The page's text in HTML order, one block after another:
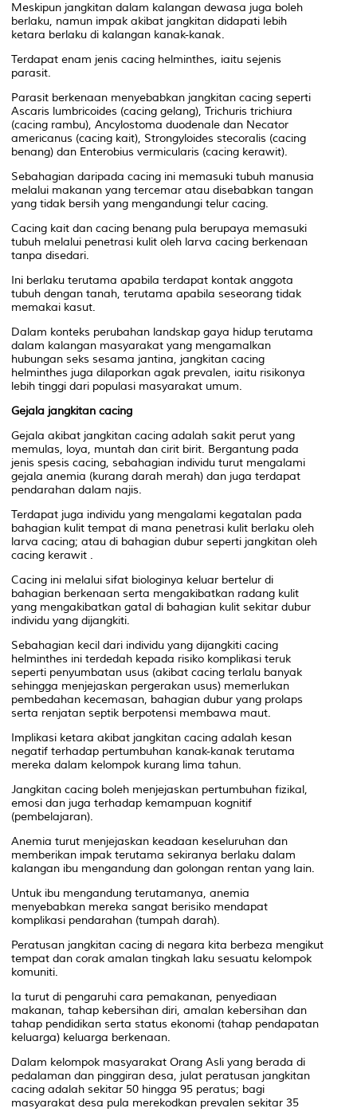
Meskipun jangkitan dalam kalangan dewasa juga boleh
berlaku, namun impak akibat jangkitan didapati lebih
ketara berlaku di kalangan kanak-kanak.
Terdapat enam jenis cacing helminthes, iaitu sejenis
parasit.
Parasit berkenaan menyebabkan jangkitan cacing seperti
Ascaris lumbricoides (cacing gelang), Trichuris trichiura
(cacing rambu), Ancylostoma duodenale dan Necator
americanus (cacing kait), Strongyloides stecoralis (cacing
benang) dan Enterobius vermicularis (cacing kerawit).
Sebahagian daripada cacing ini memasuki tubuh manusia
melalui makanan yang tercemar atau disebabkan tangan
yang tidak bersih yang mengandungi telur cacing.
Cacing kait dan cacing benang pula berupaya memasuki
tubuh melalui penetrasi kulit oleh larva cacing berkenaan
tanpa disedari.
Ini berlaku terutama apabila terdapat kontak anggota
tubuh dengan tanah, terutama apabila seseorang tidak
memakai kasut.
Dalam konteks perubahan landskap gaya hidup terutama
dalam kalangan masyarakat yang mengamalkan
hubungan seks sesama jantina, jangkitan cacing
helminthes juga dilaporkan agak prevalen, iaitu risikonya
lebih tinggi dari populasi masyarakat umum.
Gejala jangkitan cacing
Gejala akibat jangkitan cacing adalah sakit perut yang
memulas, loya, muntah dan cirit birit. Bergantung pada
jenis spesis cacing, sebahagian individu turut mengalami
gejala anemia (kurang darah merah) dan juga terdapat
pendarahan dalam najis.
Terdapat juga individu yang mengalami kegatalan pada
bahagian kulit tempat di mana penetrasi kulit berlaku oleh
larva cacing; atau di bahagian dubur seperti jangkitan oleh
cacing kerawit .
Cacing ini melalui sifat biologinya keluar bertelur di
bahagian berkenaan serta mengakibatkan radang kulit
yang mengakibatkan gatal di bahagian kulit sekitar dubur
individu yang dijangkiti.
Sebahagian kecil dari individu yang dijangkiti cacing
helminthes ini terdedah kepada risiko komplikasi teruk
seperti penyumbatan usus (akibat cacing terlalu banyak
sehingga menjejaskan pergerakan usus) memerlukan
pembedahan kecemasan, bahagian dubur yang prolaps
serta renjatan septik berpotensi membawa maut.
Implikasi ketara akibat jangkitan cacing adalah kesan
negatif terhadap pertumbuhan kanak-kanak terutama
mereka dalam kelompok kurang lima tahun.
Jangkitan cacing boleh menjejaskan pertumbuhan fizikal,
emosi dan juga terhadap kemampuan kognitif
(pembelajaran).
Anemia turut menjejaskan keadaan keseluruhan dan
memberikan impak terutama sekiranya berlaku dalam
kalangan ibu mengandung dan golongan rentan yang lain.
Untuk ibu mengandung terutamanya, anemia
menyebabkan mereka sangat berisiko mendapat
komplikasi pendarahan (tumpah darah).
Peratusan jangkitan cacing di negara kita berbeza mengikut
tempat dan corak amalan tingkah laku sesuatu kelompok
komuniti.
Ia turut di pengaruhi cara pemakanan, penyediaan
makanan, tahap kebersihan diri, amalan kebersihan dan
tahap pendidikan serta status ekonomi (tahap pendapatan
keluarga) keluarga berkenaan.
Dalam kelompok masyarakat Orang Asli yang berada di
pedalaman dan pinggiran desa, julat peratusan jangkitan
cacing adalah sekitar 50 hingga 95 peratus; bagi
masyarakat desa pula merekodkan prevalen sekitar 35